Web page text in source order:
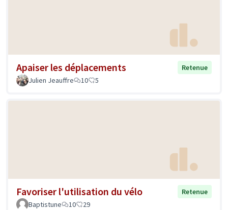
Apaiser les déplacements
Retenue
Julien Jeauffre
10 5
Favoriser l'utilisation du vélo
Retenue
Baptistune
10 29